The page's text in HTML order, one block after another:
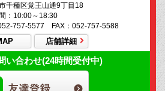
千種区覚王山通9丁目18
：10:00～18:30
757-5577 FAX：052-757-5588
店舗詳細
い合わせ(24時間受付中)